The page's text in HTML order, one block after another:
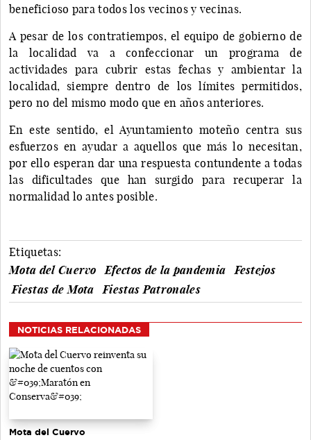
beneficioso para todos los vecinos y vecinas.
A pesar de los contratiempos, el equipo de gobierno de
la localidad va a confeccionar un programa de
actividades para cubrir estas fechas y ambientar la
localidad, siempre dentro de los límites permitidos,
pero no del mismo modo que en años anteriores.
En este sentido, el Ayuntamiento moteño centra sus
esfuerzos en ayudar a aquellos que más lo necesitan,
por ello esperan dar una respuesta contundente a todas
las dificultades que han surgido para recuperar la
normalidad lo antes posible.
Etiquetas:
Mota del Cuervo
Efectos de la pandemia
Festejos
Fiestas de Mota
Fiestas Patronales
NOTICIAS RELACIONADAS
Mota del Cuervo